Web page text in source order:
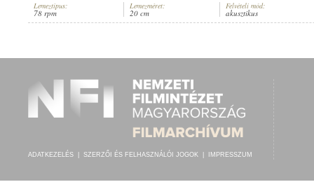
ELŐADÓ: BAUMANN KÁROLY,ISMERETLEN ZENÉSZ (ZONGORA)
Lemeztípus:
78 rpm
Lemezméret:
20 cm
Felvételi mód:
akusztikus
ADATKEZELÉS SZERZŐI ÉS FELHASZNÁLÓI JOGOK IMPRESSZUM